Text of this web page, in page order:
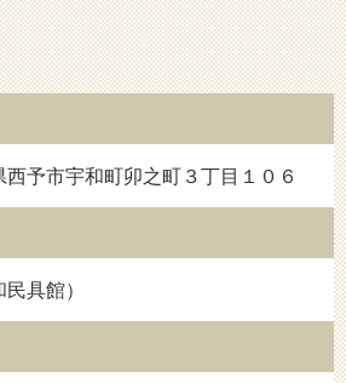
予市宇和町卯之町３丁目１０６
具館）